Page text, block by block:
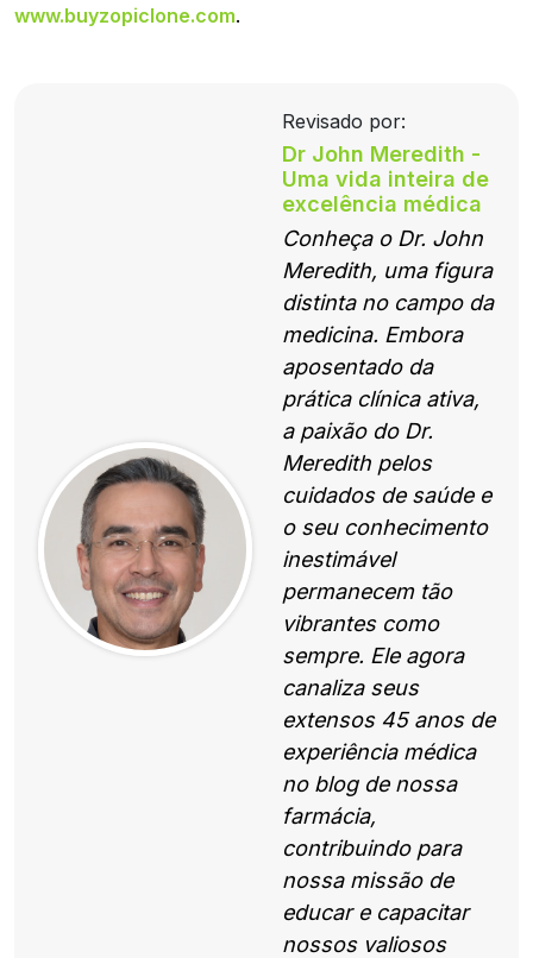
www.buyzopiclone.com.
Revisado por:
Dr John Meredith -
Uma vida inteira de
excelência médica
Conheça o Dr. John
Meredith, uma figura
distinta no campo da
medicina. Embora
aposentado da
prática clínica ativa,
a paixão do Dr.
Meredith pelos
cuidados de saúde e
o seu conhecimento
inestimável
permanecem tão
vibrantes como
sempre. Ele agora
canaliza seus
extensos 45 anos de
experiência médica
no blog de nossa
farmácia,
contribuindo para
nossa missão de
educar e capacitar
nossos valiosos